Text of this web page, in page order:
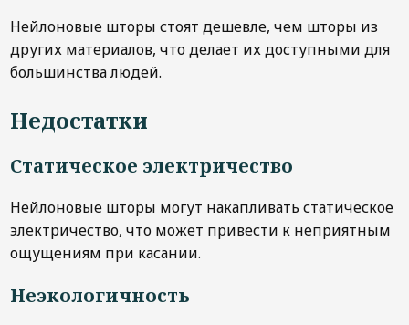
Нейлоновые шторы стоят дешевле, чем шторы из
других материалов, что делает их доступными для
большинства людей.
Недостатки
Статическое электричество
Нейлоновые шторы могут накапливать статическое
электричество, что может привести к неприятным
ощущениям при касании.
Неэкологичность